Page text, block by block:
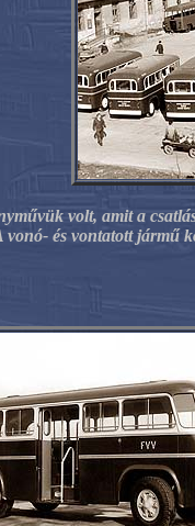
volt, amit a
vonó- és vontatott jármű